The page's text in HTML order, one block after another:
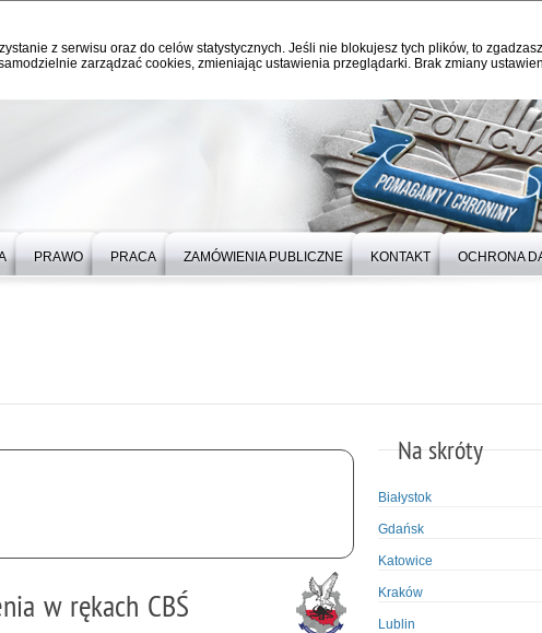
z serwisu oraz do celów statystycznych. Jeśli nie blokujesz tych plików, to
zarządzać cookies, zmieniając ustawienia przeglądarki. Brak zmiany
PRAWO PRACA ZAMÓWIENIA PUBLICZNE KONTAKT OCHRONA
w rękach CBŚ
Na skróty
Białystok
Gdańsk
Katowice
Kraków
Lublin